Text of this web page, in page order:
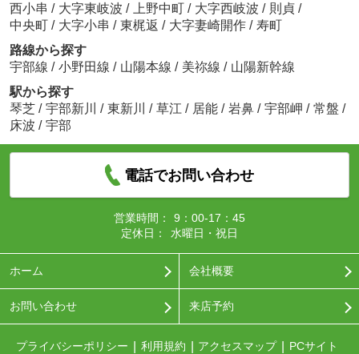
西小串 / 大字東岐波 / 上野中町 / 大字西岐波 / 則貞 /
中央町 / 大字小串 / 東梶返 / 大字妻崎開作 / 寿町
路線から探す
宇部線 / 小野田線 / 山陽本線 / 美祢線 / 山陽新幹線
駅から探す
琴芝 / 宇部新川 / 東新川 / 草江 / 居能 / 岩鼻 / 宇部岬 / 常盤 /
床波 / 宇部
電話でお問い合わせ
営業時間：
9：00-17：45
定休日：
水曜日・祝日
ホーム 会社概要
お問い合わせ 来店予約
プライバシーポリシー 利用規約 アクセスマップ
PCサイト